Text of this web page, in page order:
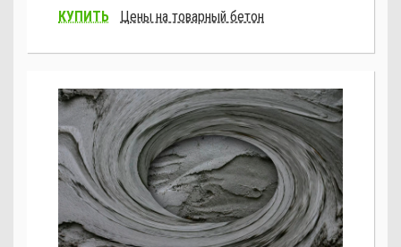
КУПИТЬ
Цены на товарный бетон